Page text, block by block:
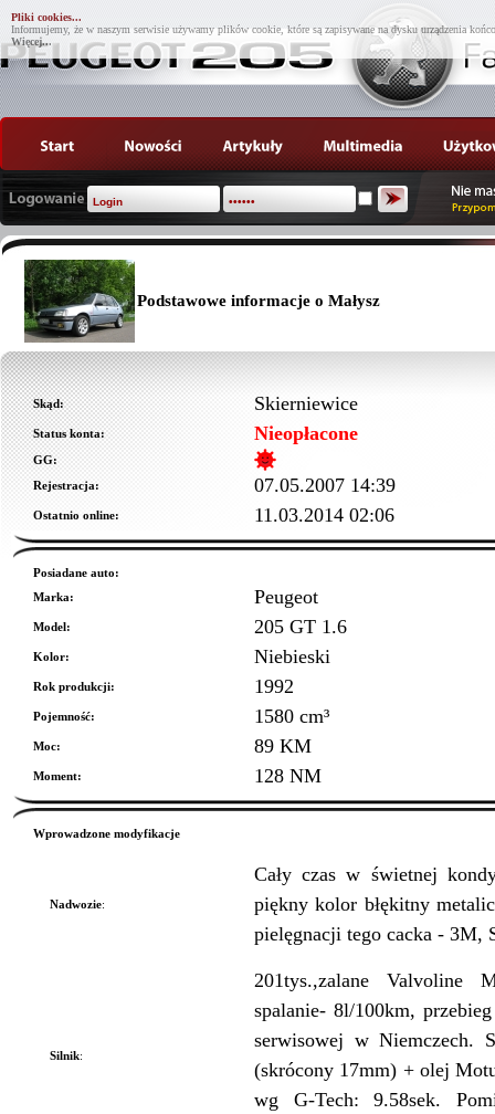
Pliki cookies...
Informujemy, że w naszym serwisie używamy plików cookie, które są zapisywane na dysku urządzenia
Więcej...
Podstawowe informacje o Małysz
Skąd: Skierniewice
Status konta: Nieopłacone
GG:
Rejestracja:
07.05.2007 14:39
Ostatnio online: 11.03.2014 02:06
Posiadane auto:
Marka:
Peugeot
Model: 205 GT 1.6
Kolor: Niebieski
Rok produkcji: 1992
Pojemność: 1580 cm³
Moc: 89 KM
Moment: 128 NM
Wprowadzone modyfikacje
Nadwozie:
Cały czas w świetnej
piękny kolor błękitny
pielęgnacji tego cacka - 3M,
Silnik:
201tys.,zalane Valvoline
spalanie- 8l/100km,
serwisowej w Niemczech.
(skrócony 17mm) + olej
wg G-Tech: 9.58sek.